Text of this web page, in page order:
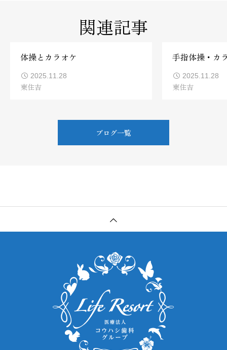
関連記事
体操とカラオケ
2025.11.28
東住吉
手指体操・カ
2025.11.28
東住吉
ブログ一覧